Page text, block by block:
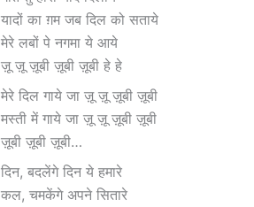
यादों का ग़म जब दिल को सताये
मेरे लबों पे नगमा ये आये
ज़ू ज़ू ज़ूबी ज़ूबी ज़ूबी हे हे
मेरे दिल गाये जा ज़ू ज़ू ज़ूबी ज़ूबी
मस्ती में गाये जा ज़ू ज़ू ज़ूबी ज़ूबी
ज़ूबी ज़ूबी ज़ूबी…
दिन, बदलेंगे दिन ये हमारे
कल, चमकेंगे अपने सितारे